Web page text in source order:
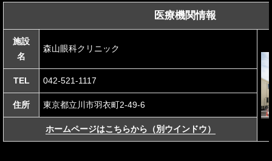
医療機関情報
施設
名
森山眼科クリニック
TEL 042-521-1117
住所 東京都立川市羽衣町2-49-6
ホームページはこちらから（別ウインドウ）